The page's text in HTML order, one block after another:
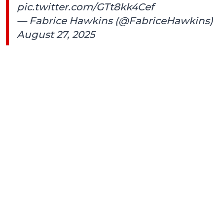
pic.twitter.com/GTt8kk4Cef
— Fabrice Hawkins (@FabriceHawkins)
August 27, 2025